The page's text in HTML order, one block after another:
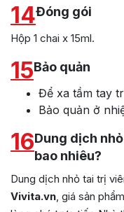
14Đóng gói
Hộp 1 chai x 15ml.
15Bảo quản
Để xa tầm tay
Bảo quản ở
16Dung dịch
bao nhiêu?
Dung dịch nhỏ tai trị
Vivita.vn , giá sản